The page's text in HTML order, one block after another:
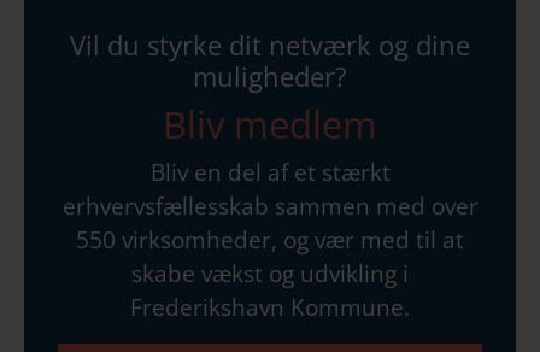
Vil du styrke dit netværk og dine
muligheder?
Bliv medlem
Bliv en del af et stærkt
erhvervsfællesskab sammen med over
550 virksomheder, og vær med til at
skabe vækst og udvikling i
Frederikshavn Kommune.